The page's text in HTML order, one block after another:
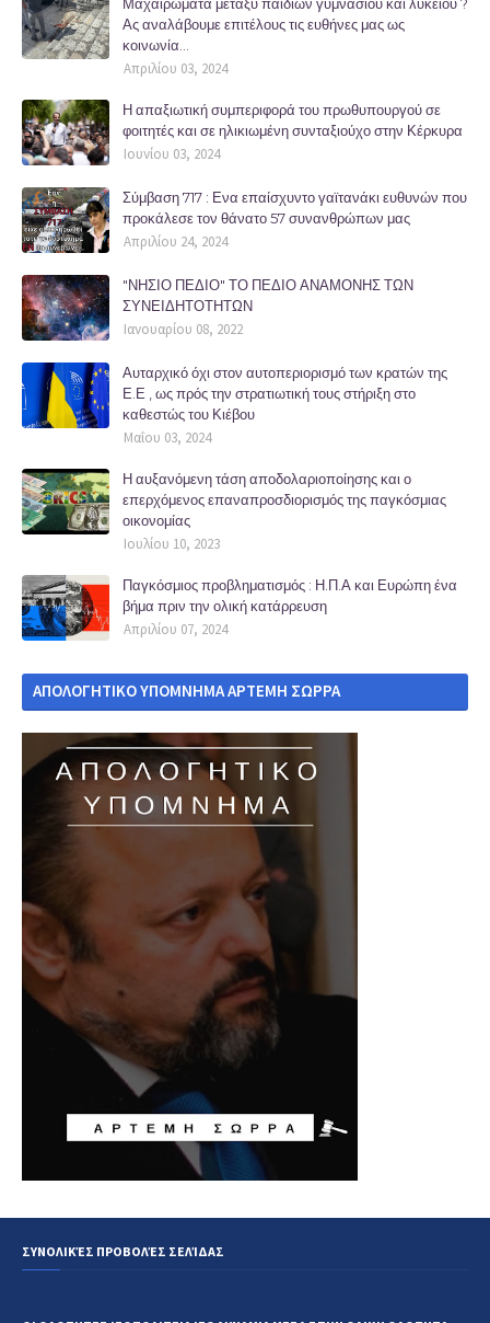
Μαχαιρώματα μεταξύ παιδιών γυμνασίου και λυκείου ?
Ας αναλάβουμε επιτέλους τις ευθήνες μας ως
κοινωνία...
Απριλίου 03, 2024
Η απαξιωτική συμπεριφορά του πρωθυπουργού σε
φοιτητές και σε ηλικιωμένη συνταξιούχο στην Κέρκυρα
Ιουνίου 03, 2024
Σύμβαση 717 : Ενα επαίσχυντο γαϊτανάκι ευθυνών που
προκάλεσε τον θάνατο 57 συνανθρώπων μας
Απριλίου 24, 2024
"ΝΗΣΙΟ ΠΕΔΙΟ" ΤΟ ΠΕΔΙΟ ΑΝΑΜΟΝΗΣ ΤΩΝ
ΣΥΝΕΙΔΗΤΟΤΗΤΩΝ
Ιανουαρίου 08, 2022
Αυταρχικό όχι στον αυτοπεριορισμό των κρατών της
Ε.Ε , ως πρός την στρατιωτική τους στήριξη στο
καθεστώς του Κιέβου
Μαΐου 03, 2024
Η αυξανόμενη τάση αποδολαριοποίησης και ο
επερχόμενος επαναπροσδιορισμός της παγκόσμιας
οικονομίας
Ιουλίου 10, 2023
Παγκόσμιος προβληματισμός : Η.Π.Α και Ευρώπη ένα
βήμα πριν την ολική κατάρρευση
Απριλίου 07, 2024
ΑΠΟΛΟΓΗΤΙΚΟ ΥΠΟΜΝΗΜΑ ΑΡΤΕΜΗ ΣΩΡΡΑ
ΣΥΝΟΛΙΚΈΣ ΠΡΟΒΟΛΈΣ ΣΕΛΊΔΑΣ